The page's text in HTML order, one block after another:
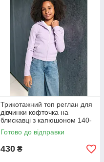
Трикотажний топ реглан для
дівчинки кофточка на
блискавці з капюшоном 140-
146 см
Готово до відправки
430 ₴